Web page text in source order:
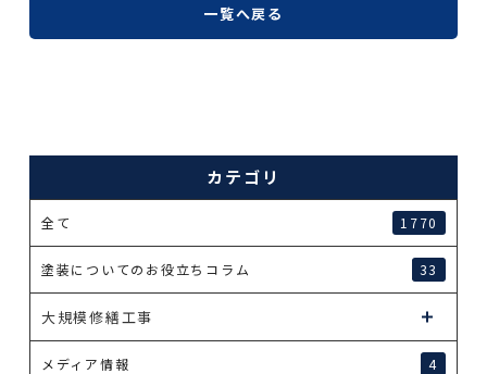
一覧へ戻る
カテゴリ
全て 1770
塗装についてのお役立ちコラム 33
大規模修繕工事
メディア情報 4